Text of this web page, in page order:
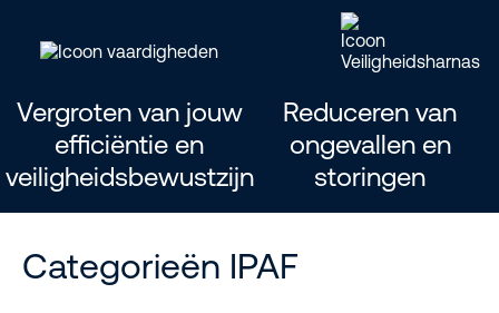
Vergroten van jouw
efficiëntie en
veiligheidsbewustzijn
Reduceren van
ongevallen en
storingen
Categorieën IPAF